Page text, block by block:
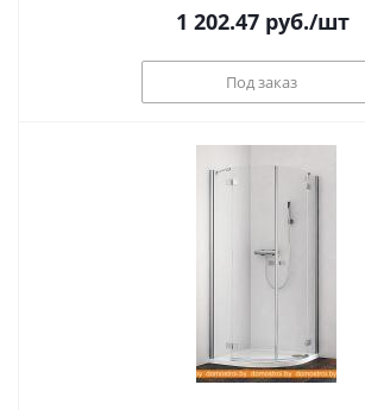
1 202.47руб./шт
Под заказ